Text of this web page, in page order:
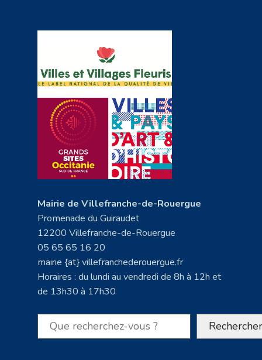
Mairie de Villefranche-de-Rouergue
Promenade du Guiraudet
12200 Villefranche-de-Rouergue
05 65 65 16 20
mairie {at} villefranchederouergue.fr
Horaires : du lundi au vendredi de 8h à 12h et
de 13h30 à 17h30
Rechercher Rechercher